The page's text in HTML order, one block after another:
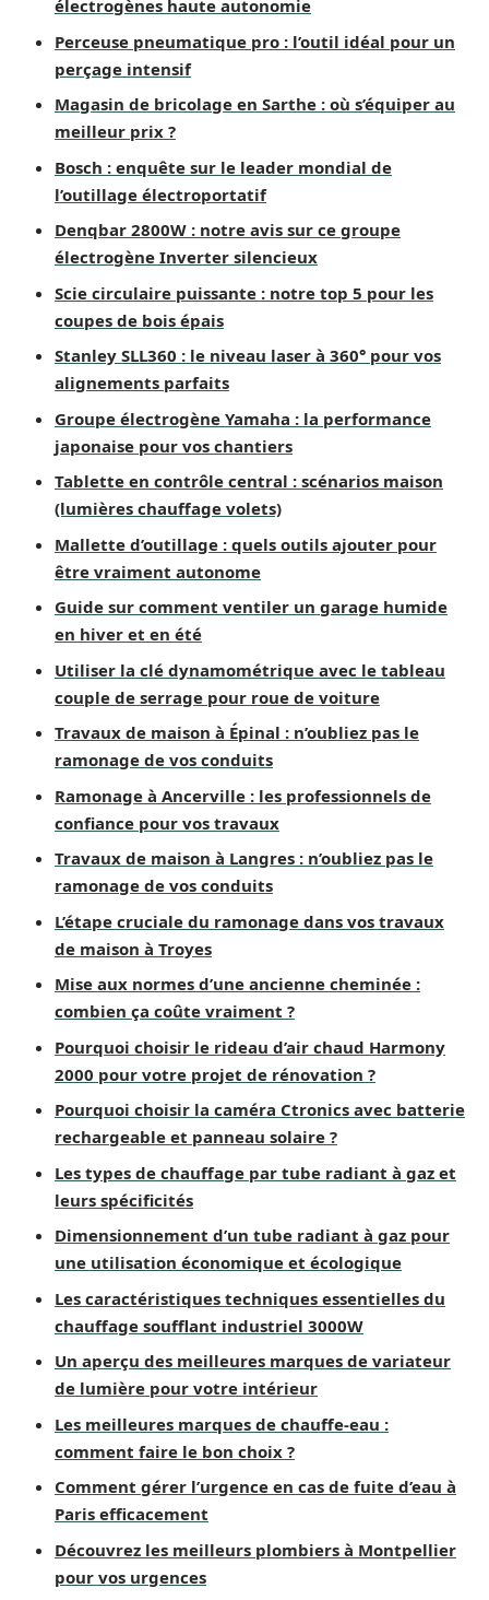
électrogènes haute autonomie
Perceuse pneumatique pro : l’outil idéal pour un
perçage intensif
Magasin de bricolage en Sarthe : où s’équiper au
meilleur prix ?
Bosch : enquête sur le leader mondial de
l’outillage électroportatif
Denqbar 2800W : notre avis sur ce groupe
électrogène Inverter silencieux
Scie circulaire puissante : notre top 5 pour les
coupes de bois épais
Stanley SLL360 : le niveau laser à 360° pour vos
alignements parfaits
Groupe électrogène Yamaha : la performance
japonaise pour vos chantiers
Tablette en contrôle central : scénarios maison
(lumières chauffage volets)
Mallette d’outillage : quels outils ajouter pour
être vraiment autonome
Guide sur comment ventiler un garage humide
en hiver et en été
Utiliser la clé dynamométrique avec le tableau
couple de serrage pour roue de voiture
Travaux de maison à Épinal : n’oubliez pas le
ramonage de vos conduits
Ramonage à Ancerville : les professionnels de
confiance pour vos travaux
Travaux de maison à Langres : n’oubliez pas le
ramonage de vos conduits
L’étape cruciale du ramonage dans vos travaux
de maison à Troyes
Mise aux normes d’une ancienne cheminée :
combien ça coûte vraiment ?
Pourquoi choisir le rideau d’air chaud Harmony
2000 pour votre projet de rénovation ?
Pourquoi choisir la caméra Ctronics avec batterie
rechargeable et panneau solaire ?
Les types de chauffage par tube radiant à gaz et
leurs spécificités
Dimensionnement d’un tube radiant à gaz pour
une utilisation économique et écologique
Les caractéristiques techniques essentielles du
chauffage soufflant industriel 3000W
Un aperçu des meilleures marques de variateur
de lumière pour votre intérieur
Les meilleures marques de chauffe-eau :
comment faire le bon choix ?
Comment gérer l’urgence en cas de fuite d’eau à
Paris efficacement
Découvrez les meilleurs plombiers à Montpellier
pour vos urgences